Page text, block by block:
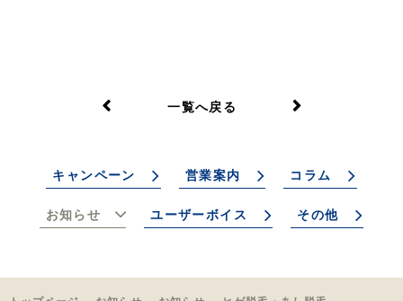
一覧へ戻る
キャンペーン 営業案内 コラム
お知らせ ユーザーボイス その他